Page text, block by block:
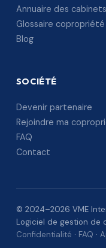
Annuaire des cabinets
Glossaire copropriété
Blog
SOCIÉTÉ
Devenir partenaire
Rejoindre ma
FAQ
Contact
© 2024–2026 VME
Logiciel de gestion de
Confidentialité · FAQ ·